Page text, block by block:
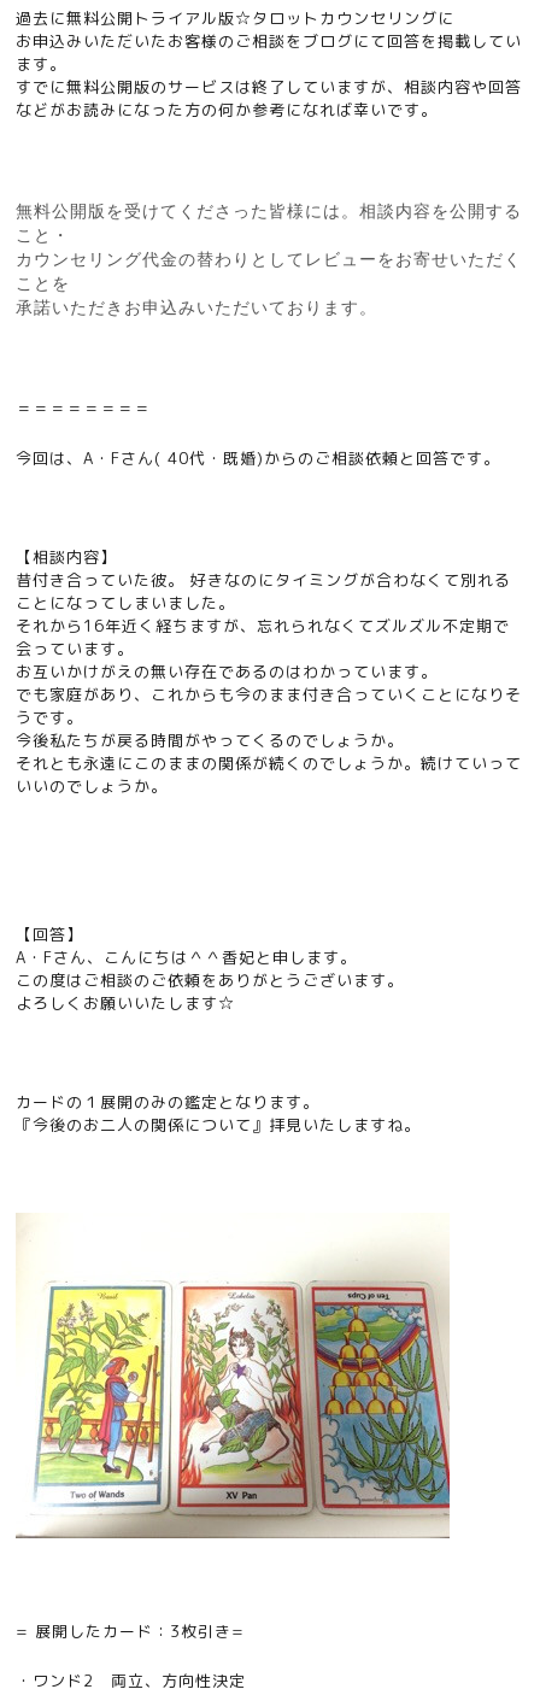
過去に無料公開トライアル版☆タロットカウンセリングに
お申込みいただいたお客様のご相談をブログにて回答を掲載してい
ます。
すでに無料公開版のサービスは終了していますが、相談内容や回答
などがお読みになった方の何か参考になれば幸いです。
無料公開版を受けてくださった皆様には。相談内容を公開する
こと・
カウンセリング代金の替わりとしてレビューをお寄せいただく
ことを
承諾いただきお申込みいただいております。
＝＝＝＝＝＝＝＝
今回は、A・Fさん( 40代・既婚)からのご相談依頼と回答です。
【相談内容】
昔付き合っていた彼。 好きなのにタイミングが合わなくて別れる
ことになってしまいました。
それから16年近く経ちますが、忘れられなくてズルズル不定期で
会っています。
お互いかけがえの無い存在であるのはわかっています。
でも家庭があり、これからも今のまま付き合っていくことになりそ
うです。
今後私たちが戻る時間がやってくるのでしょうか。
それとも永遠にこのままの関係が続くのでしょうか。続けていって
いいのでしょうか。
【回答】
A・Fさん、こんにちは＾＾香妃と申します。
この度はご相談のご依頼をありがとうございます。
よろしくお願いいたします☆
カードの１展開のみの鑑定となります。
『今後のお二人の関係について』拝見いたしますね。
= 展開したカード：3枚引き=
・ワンド2 両立、方向性決定